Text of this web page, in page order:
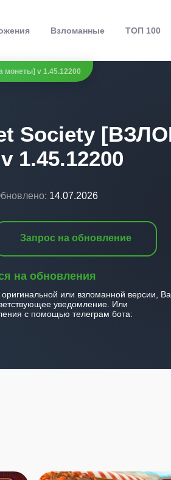
Взломанные ТОП 100
монеты] v 1.45.12200
Society
1.45.12200
14.07.2026
Запрос на обновление
на обновления
или взломанной версии,
уведомление. Или
с помощью телеграм бота: